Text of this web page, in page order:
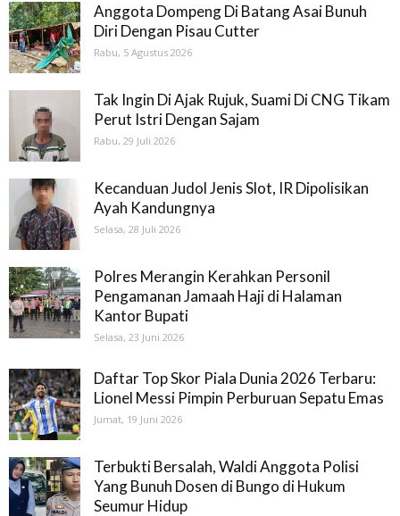
Anggota Dompeng Di Batang Asai Bunuh
Diri Dengan Pisau Cutter
Rabu, 5 Agustus 2026
Tak Ingin Di Ajak Rujuk, Suami Di CNG Tikam
Perut Istri Dengan Sajam
Rabu, 29 Juli 2026
Kecanduan Judol Jenis Slot, IR Dipolisikan
Ayah Kandungnya
Selasa, 28 Juli 2026
Polres Merangin Kerahkan Personil
Pengamanan Jamaah Haji di Halaman
Kantor Bupati
Selasa, 23 Juni 2026
Daftar Top Skor Piala Dunia 2026 Terbaru:
Lionel Messi Pimpin Perburuan Sepatu Emas
Jumat, 19 Juni 2026
Terbukti Bersalah, Waldi Anggota Polisi
Yang Bunuh Dosen di Bungo di Hukum
Seumur Hidup